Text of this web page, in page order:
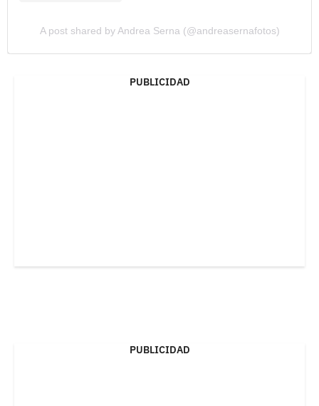
A post shared by Andrea Serna (@andreasernafotos)
PUBLICIDAD
PUBLICIDAD